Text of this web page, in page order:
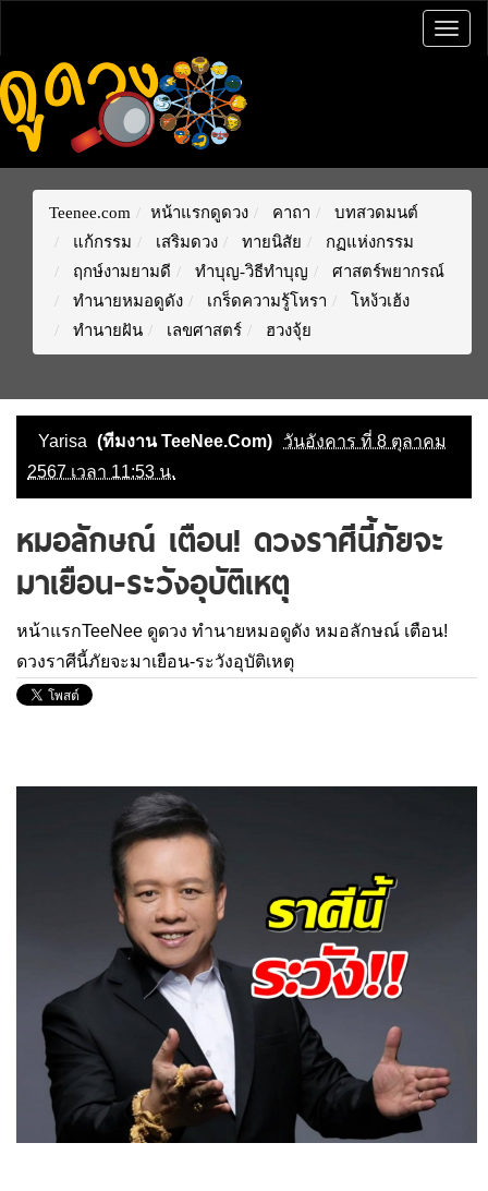
Teenee.com หน้าแรกดูดวง คาถา
บทสวดมนต์
แก้กรรม
เสริมดวง ทายนิสัย
กฏแห่งกรรม
ฤกษ์งามยามดี
ทำบุญ-วิธีทำบุญ
ศาสตร์พยากรณ์
ทำนายหมอดูดัง
เกร็ดความรู้โหรา
โหง้วเฮ้ง
ทำนายฝัน
เลขศาสตร์ ฮวงจุ้ย
Yarisa (ทีมงาน TeeNee.Com)
วันอังคาร ที่ 8 ตุลาคม
2567 เวลา 11:53 น.
หมอลักษณ์ เตือน! ดวงราศีนี้ภัยจะ
มาเยือน-ระวังอุบัติเหตุ
หน้าแรกTeeNee ดูดวง ทำนายหมอดูดัง หมอลักษณ์ เตือน!
ดวงราศีนี้ภัยจะมาเยือน-ระวังอุบัติเหตุ